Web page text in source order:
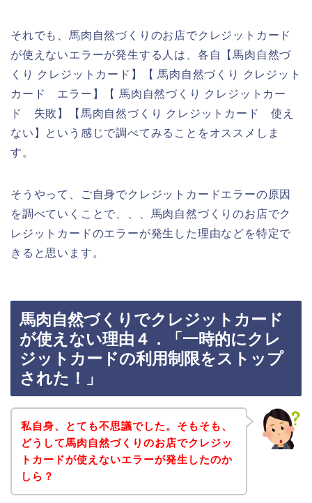
それでも、馬肉自然づくりのお店でクレジットカード
が使えないエラーが発生する人は、各自【馬肉自然づ
くり クレジットカード】【 馬肉自然づくり クレジット
カード エラー】【 馬肉自然づくり クレジットカー
ド 失敗】【馬肉自然づくり クレジットカード 使え
ない】という感じで調べてみることをオススメしま
す。
そうやって、ご自身でクレジットカードエラーの原因
を調べていくことで、、、馬肉自然づくりのお店でク
レジットカードのエラーが発生した理由などを特定で
きると思います。
馬肉自然づくりでクレジットカード
が使えない理由４．「一時的にクレ
ジットカードの利用制限をストップ
された！」
私自身、とても不思議でした。そもそも、
どうして馬肉自然づくりのお店でクレジッ
トカードが使えないエラーが発生したのか
しら？